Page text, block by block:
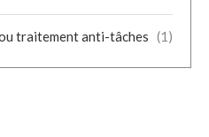
traitement anti-tâches (1)